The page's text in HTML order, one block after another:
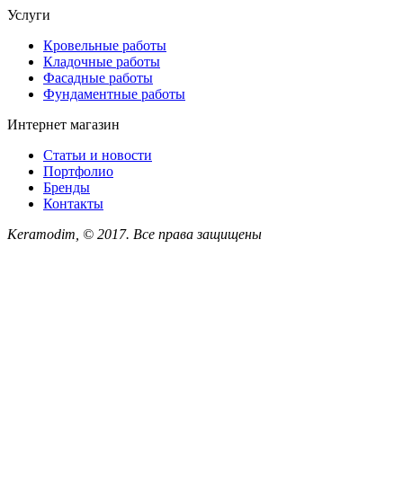
Услуги
Кровельные работы
Кладочные работы
Фасадные работы
Фундаментные работы
Интернет магазин
Статьи и новости
Портфолио
Бренды
Контакты
Keramodim, © 2017. Все права защищены